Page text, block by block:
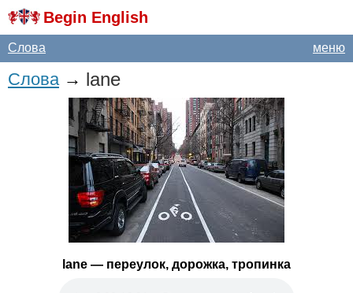
Begin English
меню
Слова
Слова→ lane
lane — переулок, дорожка, тропинка